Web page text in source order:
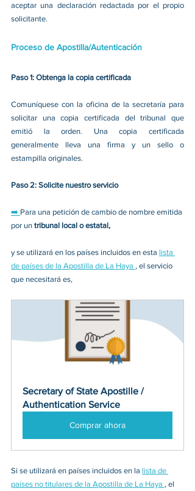
aceptar una declaración redactada por el propio
solicitante.
Proceso de Apostilla/Autenticación
Paso 1: Obtenga la copia certificada
Comuníquese con la oficina de la secretaría para
solicitar una copia certificada del tribunal que
emitió la orden. Una copia certificada
generalmente lleva una firma y un sello o
estampilla originales.
Paso 2: Solicite nuestro servicio
➡️ Para una petición de cambio de nombre emitida
por un tribunal local o estatal,
y se utilizará en los países incluidos en esta lista
de países de la Apostilla de La Haya , el servicio
que necesitará es,
Secretary of State Apostille /
Authentication Service
Comprar ahora
Si se utilizará en países incluidos en la lista de
países no titulares de la Apostilla de La Haya , el